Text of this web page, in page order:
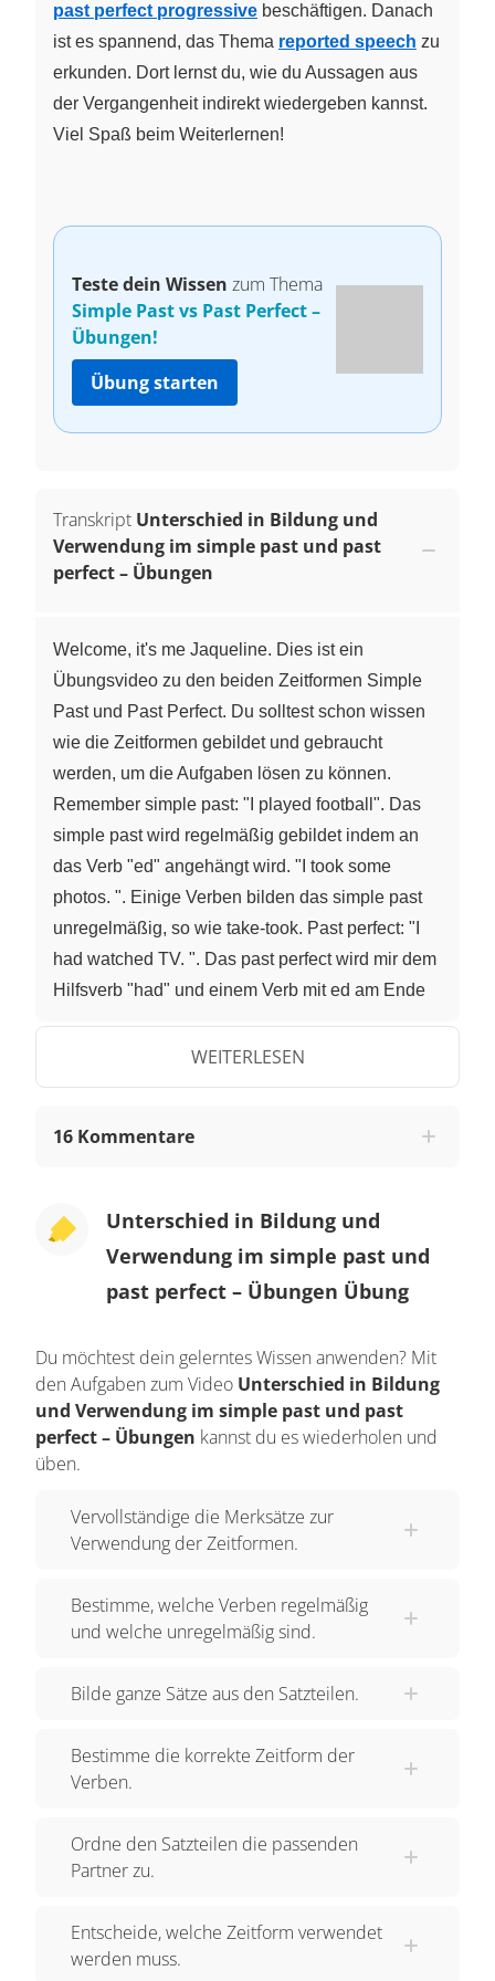
past perfect progressive beschäftigen. Danach
ist es spannend, das Thema reported speech zu
erkunden. Dort lernst du, wie du Aussagen aus
der Vergangenheit indirekt wiedergeben kannst.
Viel Spaß beim Weiterlernen!
Teste dein Wissen zum Thema
Simple Past vs Past Perfect –
Übungen!
Übung starten
Transkript Unterschied in Bildung und
Verwendung im simple past und past
perfect – Übungen
Welcome, it's me Jaqueline. Dies ist ein
Übungsvideo zu den beiden Zeitformen Simple
Past und Past Perfect. Du solltest schon wissen
wie die Zeitformen gebildet und gebraucht
werden, um die Aufgaben lösen zu können.
Remember simple past: "I played football". Das
simple past wird regelmäßig gebildet indem an
das Verb "ed" angehängt wird. "I took some
photos. ". Einige Verben bilden das simple past
unregelmäßig, so wie take-took. Past perfect: "I
had watched TV. ". Das past perfect wird mir dem
Hilfsverb "had" und einem Verb mit ed am Ende
participle. Das past participle bilden einige
Verben auch unregelmäßig, so wie leave-left. "He
um einen bestimmten Zeitpunkt in der
Vergangenheit passiert ist. Das past perfect
hingegen verwendet man, wenn zwei
Handlungen oder Vorgänge in der Vergangenheit
erst aufgetreten ist, steht im past perfect.
Außerdem gebraucht man das past perfect, um
auszudrücken, dass ein Zustand vor einem
Zeitpunkt in der Vergangenheit begann und zu
in diesem Satz die richtigen Zeitformen von "can't
pay" und "forget" ein. Beachte, dass der Satz in
Pause, dann erfährst du die richtige Lösung.
"John couldn't pay because he had forgotten his
weil er seine Brieftasche zu Hause vergessen
richtigen Verben in die richtige Zeitform ein.
Drücke eben auf Pause, gleich geht es weiter.
"Rory hatte das Haus schon verlassen, als er
verlassen, als er ankam. ". Drücke gleich auf
WEITERLESEN
16 Kommentare
Unterschied in Bildung und
Verwendung im simple past und
past perfect – Übungen Übung
Du möchtest dein gelerntes Wissen anwenden? Mit
den Aufgaben zum Video Unterschied in Bildung
und Verwendung im simple past und past
perfect – Übungen kannst du es wiederholen und
üben.
Vervollständige die Merksätze zur
Verwendung der Zeitformen.
Bestimme, welche Verben regelmäßig
und welche unregelmäßig sind.
Bilde ganze Sätze aus den Satzteilen.
Bestimme die korrekte Zeitform der
Verben.
Ordne den Satzteilen die passenden
Partner zu.
Entscheide, welche Zeitform verwendet
werden muss.